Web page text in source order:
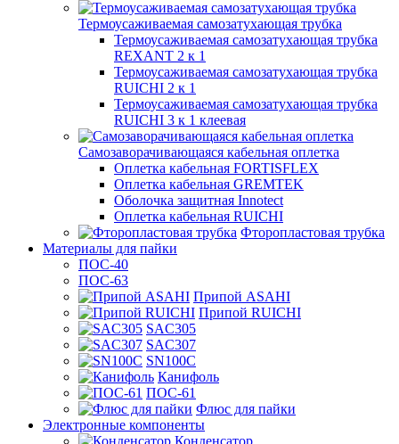
Термоусаживаемая самозатухающая трубка
Термоусаживаемая самозатухающая трубка
REXANT 2 к 1
Термоусаживаемая самозатухающая трубка
RUICHI 2 к 1
Термоусаживаемая самозатухающая трубка
RUICHI 3 к 1 клеевая
Самозаворачивающаяся кабельная оплетка
Оплетка кабельная FORTISFLEX
Оплетка кабельная GREMTEK
Оболочка защитная Innotect
Оплетка кабельная RUICHI
Фторопластовая трубка
Материалы для пайки
ПОС-40
ПОС-63
Припой ASAHI
Припой RUICHI
SAC305
SAC307
SN100C
Канифоль
ПОС-61
Флюс для пайки
Электронные компоненты
Конденсатор